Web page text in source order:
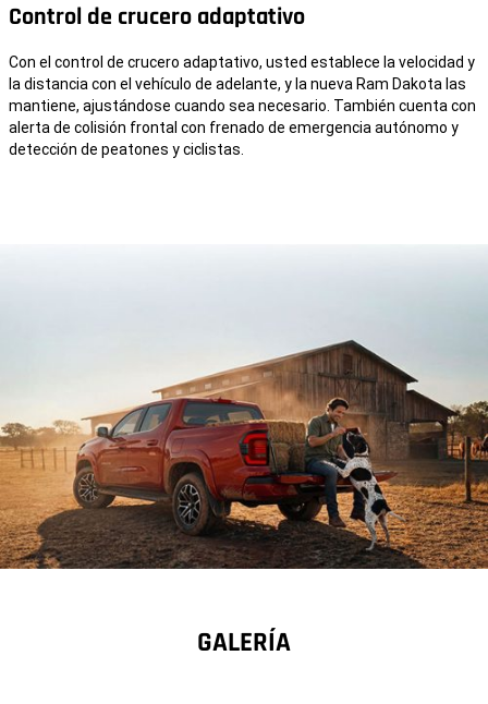
Control de crucero adaptativo
Con el control de crucero adaptativo, usted establece la velocidad y
la distancia con el vehículo de adelante, y la nueva Ram Dakota las
mantiene, ajustándose cuando sea necesario. También cuenta con
alerta de colisión frontal con frenado de emergencia autónomo y
detección de peatones y ciclistas.
GALERÍA